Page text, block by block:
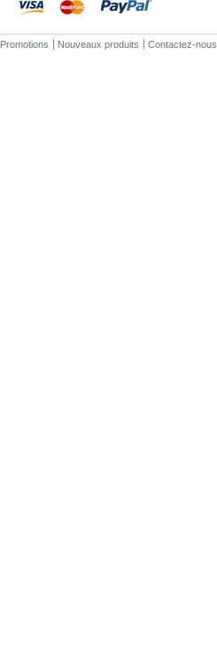
Promotions Nouveaux produits Contactez-nous